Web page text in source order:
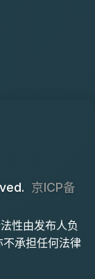
京ICP备
性由发布人负
承担任何法律